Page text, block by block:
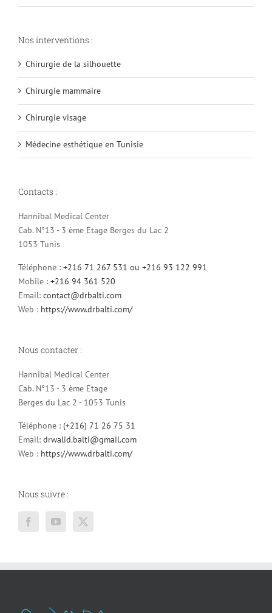
Nos interventions :
Chirurgie de la silhouette
Chirurgie mammaire
Chirurgie visage
Médecine esthétique en Tunisie
Contacts :
Hannibal Medical Center
Cab. N°13 - 3 ème Etage Berges du Lac 2
1053 Tunis
Téléphone : +216 71 267 531 ou +216 93 122 991
Mobile : +216 94 361 520
Email: contact@drbalti.com
Web : https://www.drbalti.com/
Nous contacter :
Hannibal Medical Center
Cab. N°13 - 3 ème Etage
Berges du Lac 2 - 1053 Tunis
Téléphone : (+216) 71 26 75 31
Email: drwalid.balti@gmail.com
Web : https://www.drbalti.com/
Nous suivre :